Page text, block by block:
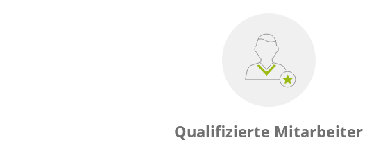
Qualifizierte Mitarbeiter